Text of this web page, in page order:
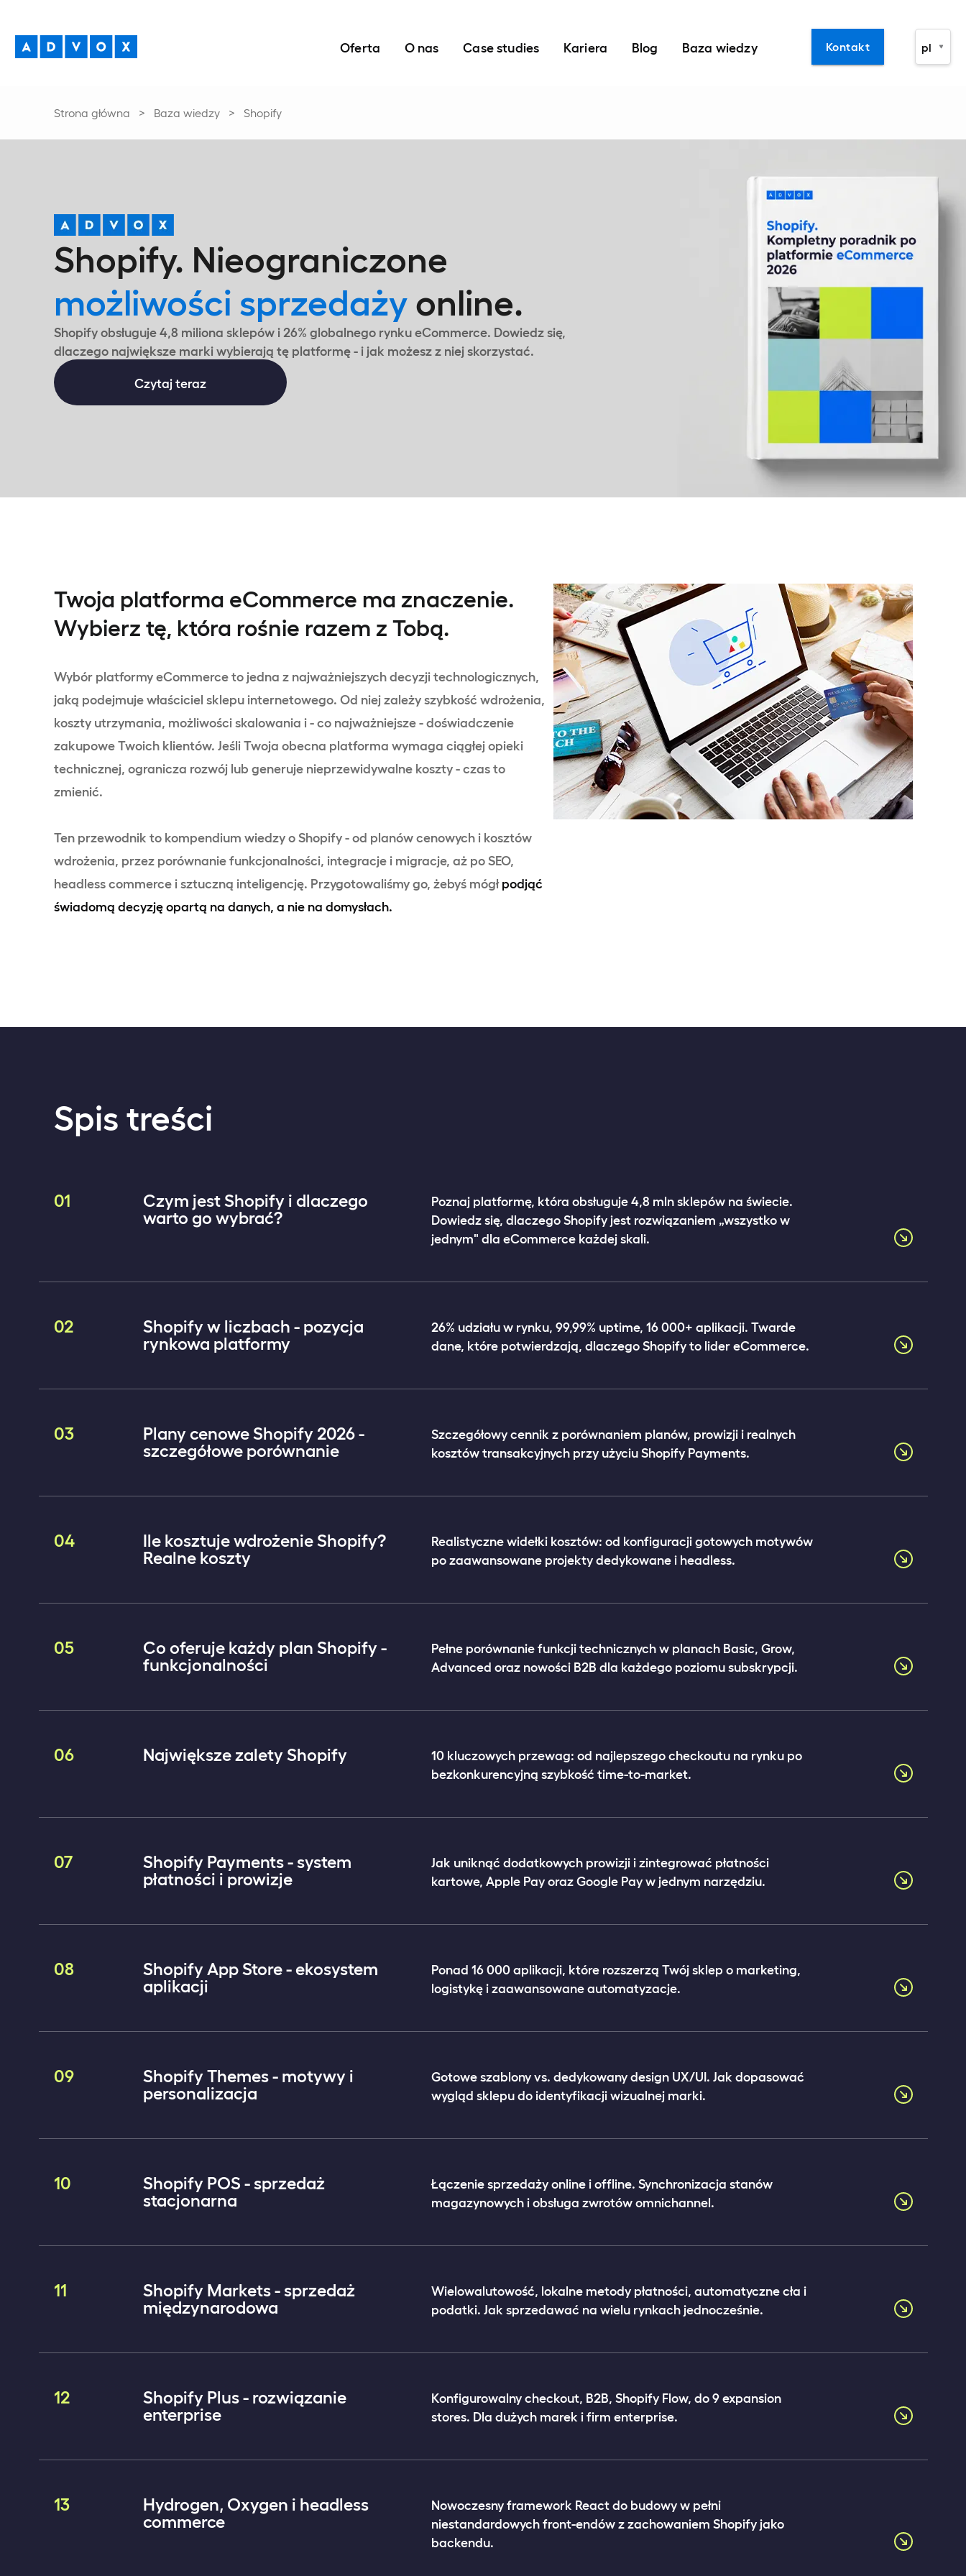
Oferta O nas Case studies Kariera Blog Baza wiedzy Kontakt
Strona główna > Baza wiedzy > Shopify
Shopify. Nieograniczone
możliwości sprzedażyonline.
Shopify obsługuje 4,8 miliona sklepów i 26% globalnego rynku eCommerce. Dowiedz się,
dlaczego największe marki wybierają tę platformę - i jak możesz z niej skorzystać.
Czytaj teraz
Twoja platforma eCommerce ma znaczenie.
Wybierz tę, która rośnie razem z Tobą.
Wybór platformy eCommerce to jedna z najważniejszych decyzji technologicznych,
jaką podejmuje właściciel sklepu internetowego. Od niej zależy szybkość wdrożenia,
koszty utrzymania, możliwości skalowania i - co najważniejsze - doświadczenie
zakupowe Twoich klientów. Jeśli Twoja obecna platforma wymaga ciągłej opieki
technicznej, ogranicza rozwój lub generuje nieprzewidywalne koszty - czas to
zmienić.
Ten przewodnik to kompendium wiedzy o Shopify - od planów cenowych i kosztów
wdrożenia, przez porównanie funkcjonalności, integracje i migracje, aż po SEO,
headless commerce i sztuczną inteligencję. Przygotowaliśmy go, żebyś mógłpodjąć
świadomą decyzję opartą na danych, a nie na domysłach.
Spis treści
01
Czym jest Shopify i dlaczego
warto go wybrać?
Poznaj platformę, która obsługuje 4,8 mln sklepów na świecie.
Dowiedz się, dlaczego Shopify jest rozwiązaniem „wszystko w
jednym" dla eCommerce każdej skali.
02
Shopify w liczbach - pozycja
rynkowa platformy
26% udziału w rynku, 99,99% uptime, 16 000+ aplikacji. Twarde
dane, które potwierdzają, dlaczego Shopify to lider eCommerce.
03
Plany cenowe Shopify 2026 -
szczegółowe porównanie
Szczegółowy cennik z porównaniem planów, prowizji i realnych
kosztów transakcyjnych przy użyciu Shopify Payments.
04
Ile kosztuje wdrożenie Shopify?
Realne koszty
Realistyczne widełki kosztów: od konfiguracji gotowych motywów
po zaawansowane projekty dedykowane i headless.
05
Co oferuje każdy plan Shopify -
funkcjonalności
Pełne porównanie funkcji technicznych w planach Basic, Grow,
Advanced oraz nowości B2B dla każdego poziomu subskrypcji.
06 Największe zalety Shopify
10 kluczowych przewag: od najlepszego checkoutu na rynku po
bezkonkurencyjną szybkość time-to-market.
07
Shopify Payments - system
płatności i prowizje
Jak uniknąć dodatkowych prowizji i zintegrować płatności
kartowe, Apple Pay oraz Google Pay w jednym narzędziu.
08
Shopify App Store - ekosystem
aplikacji
Ponad 16 000 aplikacji, które rozszerzą Twój sklep o marketing,
logistykę i zaawansowane automatyzacje.
09
Shopify Themes - motywy i
personalizacja
Gotowe szablony vs. dedykowany design UX/UI. Jak dopasować
wygląd sklepu do identyfikacji wizualnej marki.
10
Shopify POS - sprzedaż
stacjonarna
Łączenie sprzedaży online i offline. Synchronizacja stanów
magazynowych i obsługa zwrotów omnichannel.
11
Shopify Markets - sprzedaż
międzynarodowa
Wielowalutowość, lokalne metody płatności, automatyczne cła i
podatki. Jak sprzedawać na wielu rynkach jednocześnie.
12
Shopify Plus - rozwiązanie
enterprise
Konfigurowalny checkout, B2B, Shopify Flow, do 9 expansion
stores. Dla dużych marek i firm enterprise.
13
Hydrogen, Oxygen i headless
commerce
Nowoczesny framework React do budowy w pełni
niestandardowych front-endów z zachowaniem Shopify jako
backendu.